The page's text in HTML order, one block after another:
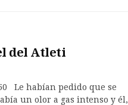
del Atleti
Le habían pedido que se
un olor a gas intenso y él,